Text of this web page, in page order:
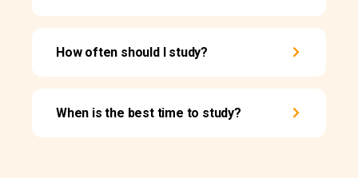
How often should I study?
When is the best time to study?